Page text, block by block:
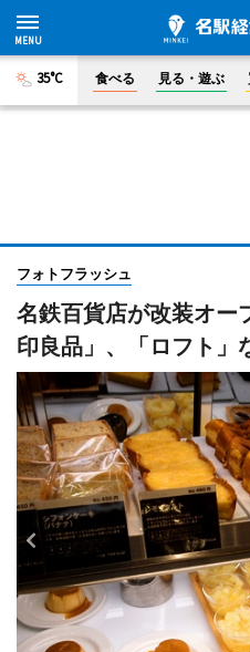
35°C 食べる 見る・遊ぶ
フォトフラッシュ
名鉄百貨店が改装オ
印良品」、「ロフト」